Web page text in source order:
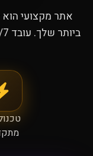
אתר מקצועי
ביותר שלך. עובד 24/7, לא מתעייף, תמיד בשיא הביצועים.